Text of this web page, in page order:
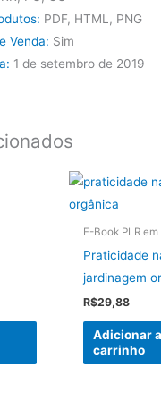
PDF, HTML, PNG
Venda: Sim
1 de setembro de 2019
E-Book PLR
Praticidade
jardinagem
R$29,88
Adicionar
carrinho